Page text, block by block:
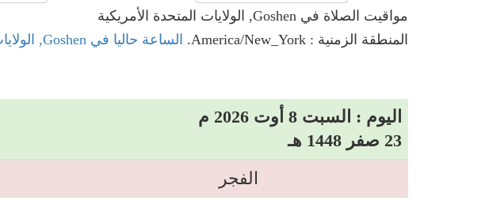
مواقيت الصلاة في Goshen, الولايات المتحدة الأمريكية
المنطقة الزمنية : America/New_York.
الساعة حاليا في Goshen, الولايات المتحدة الأمريكية
اليوم : السبت 8 أوت 2026 م
23 صفر 1448 هـ
الفجر